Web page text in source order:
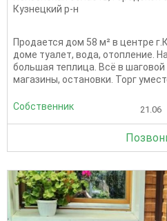
Кузнецкий р-н
Продается дом 58 м² в центре
доме туалет, вода, отопление.
большая теплица. Всё в
магазины, остановки. Торг
Собственник 21.06